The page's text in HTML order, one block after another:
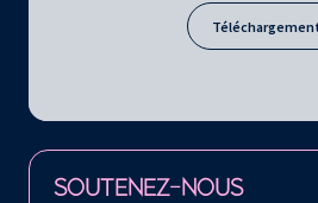
SOUTENEZ-NOUS
Retrouvez la Philharmonie de Paris sur